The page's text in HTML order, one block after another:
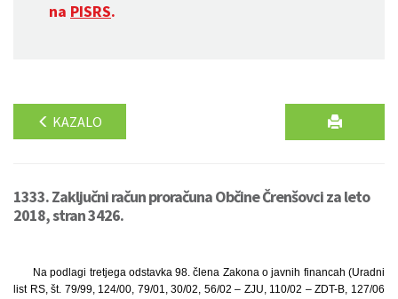
na PISRS.
KAZALO
1333. Zaključni račun proračuna Občine Črenšovci za leto
2018, stran 3426.
Na podlagi tretjega odstavka 98. člena Zakona o javnih financah (Uradni
list RS, št. 79/99, 124/00, 79/01, 30/02, 56/02 – ZJU, 110/02 – ZDT-B, 127/06